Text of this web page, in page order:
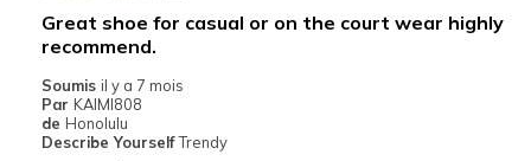
Great shoe for casual or on the court wear highly
recommend.
Soumis il y a 7 mois
Par KAIMI808
de Honolulu
Describe YourselfTrendy